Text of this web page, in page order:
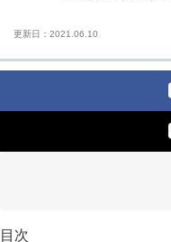
更新日：2021.06.10
目次